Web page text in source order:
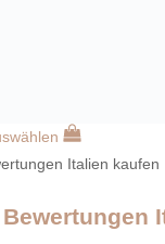
Italien kaufen